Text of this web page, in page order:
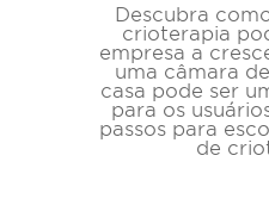
Descubra
crioterapia
empresa a
uma câmara
casa pode ser
para os
passos para
de